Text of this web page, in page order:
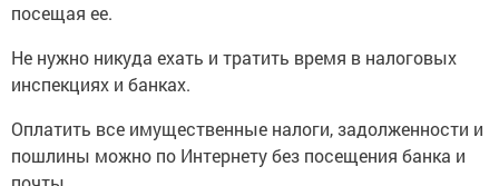
посещая ее.
Не нужно никуда ехать и тратить время в налоговых
инспекциях и банках.
Оплатить все имущественные налоги, задолженности и
пошлины можно по Интернету без посещения банка и